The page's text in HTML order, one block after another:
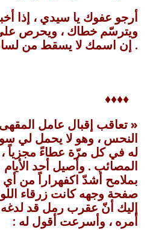
أرجو عفوك يا سيدي ، إذا
ويترسّم خطاك ، ويحرص
. إن اسمك لا يسقط من
♦♦♦♦
« تعاقب إقبال عامل
النحس ، وهو لا يحمل لي
له في كل مرّة عطاءً مجزياً ،
المصائب . وأصيل أحد
بملامح أشدّ اكفهراراً من
صفحة وجهه كانت زرقاء
إليك أنّ عقرب رمل قد
أمره ، وأسرعت أقول له :